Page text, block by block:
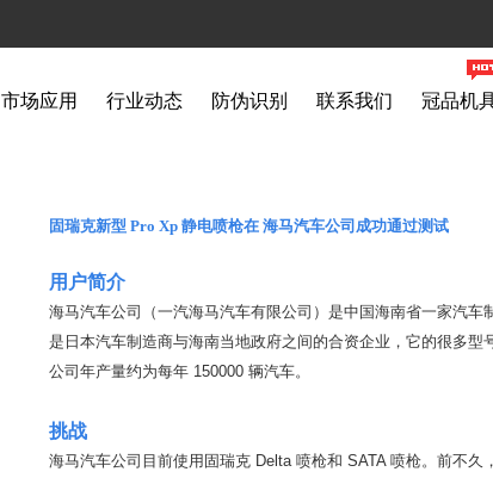
市场应用 行业动态 防伪识别 联系我们 冠品机
固瑞克新型 Pro Xp 静电喷枪在 海马汽车公司成功通过测试
用户简介
海马汽车公司（一汽海马汽车有限公司）是中国海南省一家汽
是日本汽车制造商与海南当地政府之间的合资企业，它的很多
公司年产量约为每年 150000 辆汽车。
挑战
海马汽车公司目前使用固瑞克 Delta 喷枪和 SATA 喷枪。前不